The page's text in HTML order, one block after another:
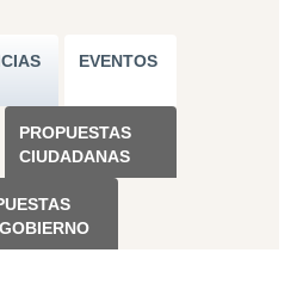
EVENTOS
PROPUESTAS
CIUDADANAS